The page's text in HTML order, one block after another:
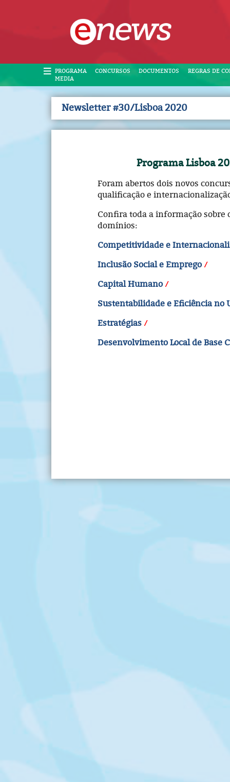
PROGRAMA CONCURSOS DOCUMENTOS
REGRAS DE
MEDIA
Newsletter #30/Lisboa 2020
Programa Lisboa
Foram abertos dois novos
qualificação e
Confira toda a informação sobre
domínios:
Competitividade e
Inclusão Social e Emprego
Capital Humano
Sustentabilidade e Eficiência no
Estratégias
Desenvolvimento Local de Base